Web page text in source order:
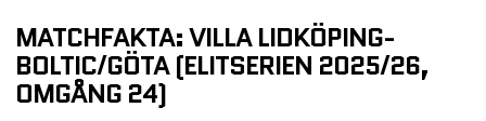
BOLTIC/GÖTA
SENASTE RESULTAT VILLA LIDKÖPING
SENASTE RESULTAT BOLTIC/GÖTA
MATCHFAKTA: VILLA LIDKÖPING-
BOLTIC/GÖTA (ELITSERIEN 2025/26,
OMGÅNG 24)